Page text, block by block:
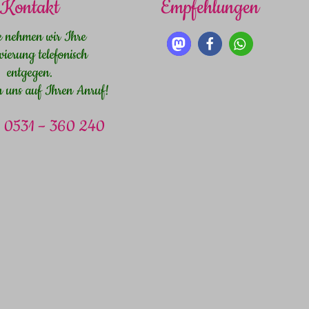
Kontakt
nehmen wir Ihre
telefonisch
entgegen.
uns auf Ihren Anruf!
0531 – 360 240
Empfehlungen